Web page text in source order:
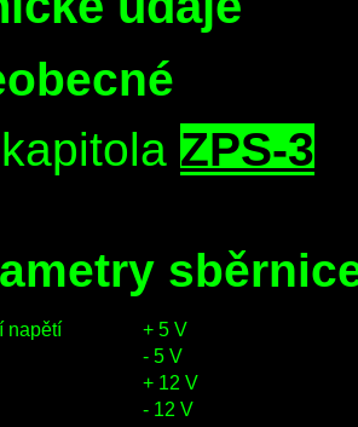
ZPS-3
napětí
+ 5 V
- 5 V
+ 12 V
- 12 V